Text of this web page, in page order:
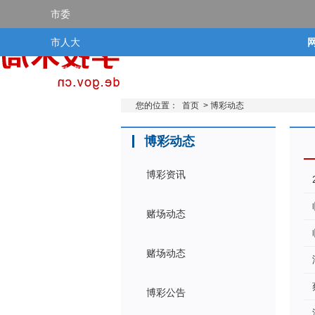
市委
市人大
市政府
您的位置： 首页 > 博彩动态
博彩动态
博彩资讯
赌场动态
赌场动态
博彩公告